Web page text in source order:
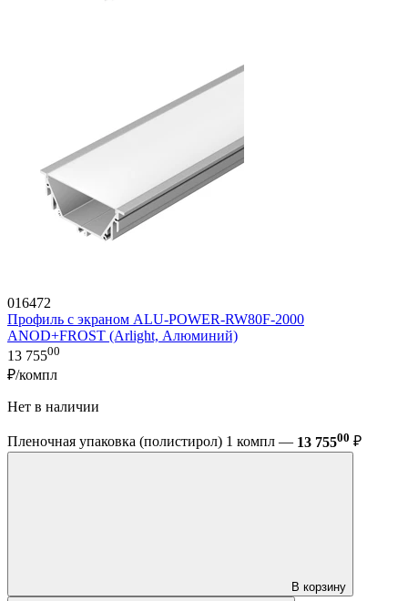
016472
Профиль с экраном ALU-POWER-RW80F-2000
ANOD+FROST (Arlight, Алюминий)
13 75500
₽/компл
Нет в наличии
Пленочная упаковка (полистирол) 1 компл — 13 75500 ₽
В корзину